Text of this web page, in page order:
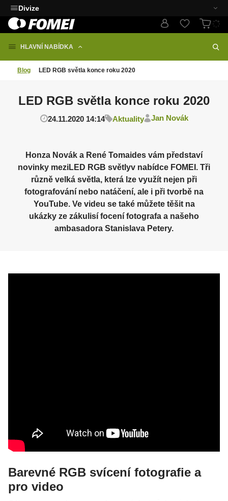
Divize
HLAVNÍ NABÍDKA
Blog LED RGB světla konce roku 2020
LED RGB světla konce roku 2020
24.11.2020 14:14 Aktuality Jan Novák
Honza Novák a René Tomaides vám představí
novinky meziLED RGB světlyv nabídce FOMEI. Tři
různě velká světla, která lze využít nejen při
fotografování nebo natáčení, ale i při tvorbě na
YouTube. Ve videu se také můžete těšit na
ukázky ze zákulisí focení fotografa a našeho
ambasadora Stanislava Petery.
Barevné RGB svícení fotografie a
pro video